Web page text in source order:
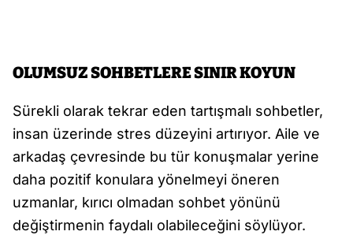
OLUMSUZ SOHBETLERE SINIR KOYUN
Sürekli olarak tekrar eden tartışmalı sohbetler,
insan üzerinde stres düzeyini artırıyor. Aile ve
arkadaş çevresinde bu tür konuşmalar yerine
daha pozitif konulara yönelmeyi öneren
uzmanlar, kırıcı olmadan sohbet yönünü
değiştirmenin faydalı olabileceğini söylüyor.